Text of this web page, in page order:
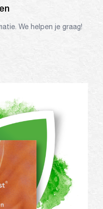
We helpen je graag!